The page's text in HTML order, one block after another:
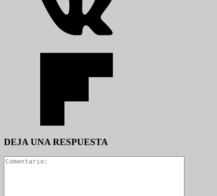
DEJA UNA RESPUESTA